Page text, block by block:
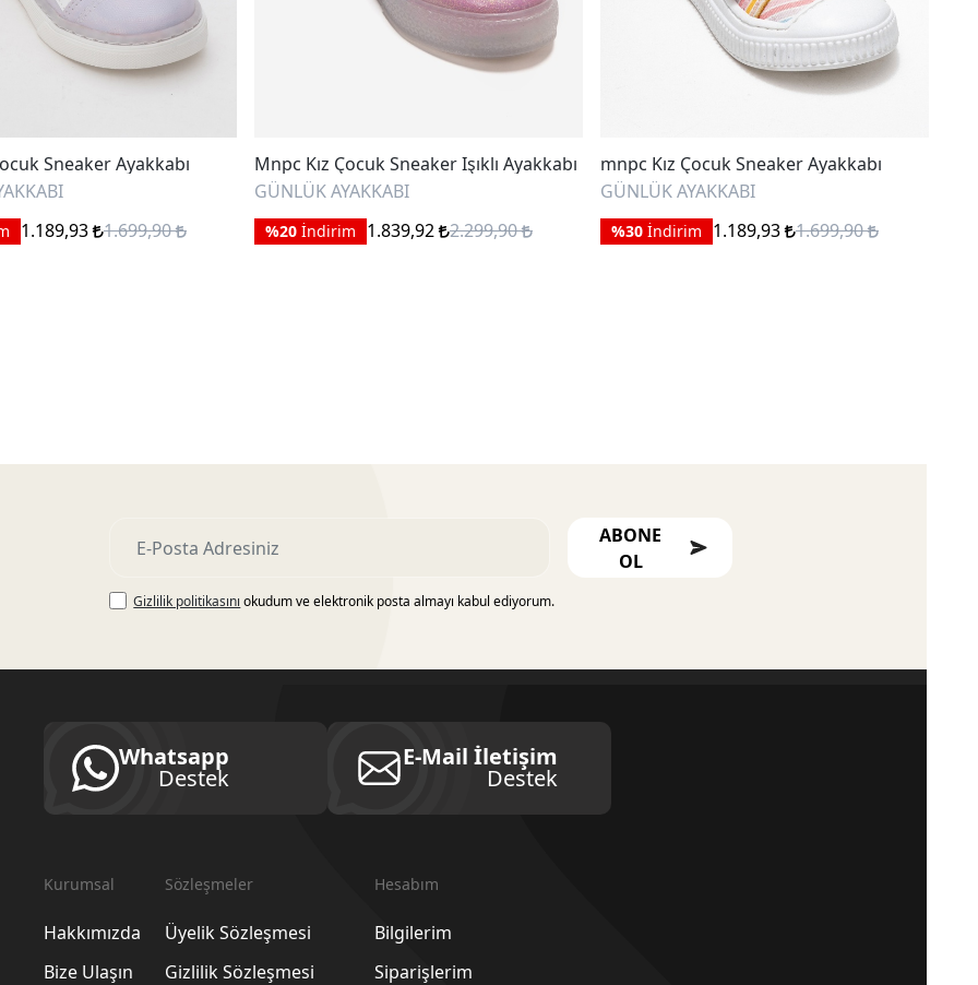
Sneaker Ayakkabı
1.189,93 1.699,90
Mnpc Kız Çocuk Sneaker Işıklı Ayakkabı
GÜNLÜK AYAKKABI
%20 İndirim 1.839,92 2.299,90
mnpc Kız Çocuk Sneaker Ayakkabı
GÜNLÜK AYAKKABI
%30 İndirim 1.189,93 1.699,90
ABONE
OL
Gizlilik politikasını okudum ve elektronik posta almayı kabul ediyorum.
Whatsapp
Destek
E-Mail İletişim
Destek
Kurumsal
Hakkımızda
Bize Ulaşın
Sözleşmeler
Üyelik Sözleşmesi
Gizlilik Sözleşmesi
Hesabım
Bilgilerim
Siparişlerim